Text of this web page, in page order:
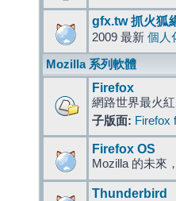
gfx.tw 抓火狐
2009 最新 個人
Mozilla 系列軟體
Firefox
網路世界最火
子版面: Firefox
Firefox OS
Mozilla 的未來
Thunderbird